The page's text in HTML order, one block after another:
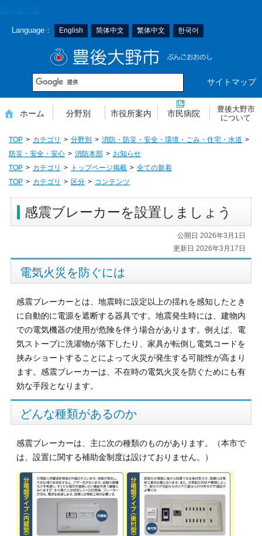
Language： English 简体中文 繁体中文 한국어
サイトマップ
ホーム 分野別 市役所案内 市民病院
豊後大野市
について
TOP カテゴリ 分野別
消防・防災・安全・環境・ごみ・住宅・水道
防災・安全・安心
消防本部
お知らせ
TOP
カテゴリ トップページ掲載
全ての新着
TOP
カテゴリ 区分 コンテンツ
感震ブレーカーを設置しましょう
公開日 2026年3月1日
更新日 2026年3月17日
電気火災を防ぐには
感震ブレーカーとは、地震時に設定以上の揺れを感知したとき
に自動的に電源を遮断する器具です。地震発生時には、建物内
での電気機器の使用が危険を伴う場合があります。例えば、電
気ストーブに洗濯物が落下したり、家具が転倒し電気コードを
挟みショートすることによって火災が発生する可能性が高まり
ます。感震ブレーカーは、不在時の電気火災を防ぐためにも有
効な手段となります。
どんな種類があるのか
感震ブレーカーは、主に次の種類のものがあります。（本市で
は、設置に関する補助金制度は設けておりません。）